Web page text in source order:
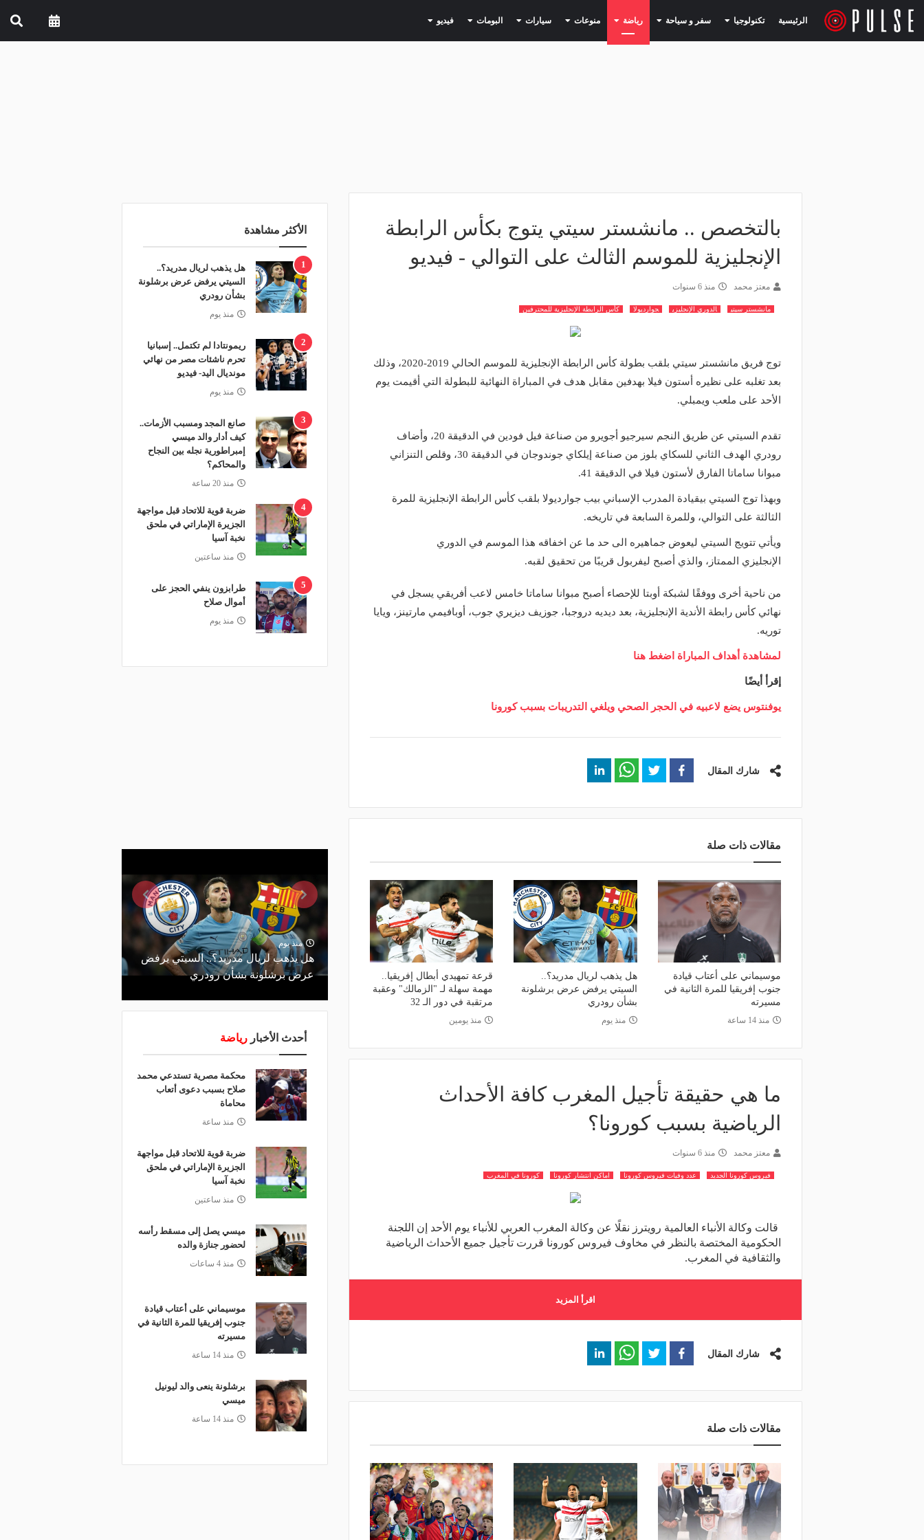
الرئيسية تكنولوجيا (current) سفر و سياحة (current) رياضة (current) منوعات (current) سيارات (current) البومات (current) فيديو (current)
بالتخصص .. مانشستر سيتي يتوج بكأس الرابطة
الإنجليزية للموسم الثالث على التوالي - فيديو
معتز محمد منذ 6 سنوات
مانشستر سيتي الدوري الإنجليزي جوارديولا كأس الرابطة الإنجليزية للمحترفين
توج فريق مانشستر سيتي بلقب بطولة كأس الرابطة الإنجليزية للموسم الحالي 2019-2020، وذلك
بعد تغلبه على نظيره أستون فيلا بهدفين مقابل هدف في المباراة النهائية للبطولة التي أقيمت يوم
الأحد على ملعب ويمبلي.
تقدم السيتي عن طريق النجم سيرجيو أجويرو من صناعة فيل فودين في الدقيقة 20، وأضاف
رودري الهدف الثاني للسكاي بلوز من صناعة إيلكاي جوندوجان في الدقيقة 30، وقلص التنزاني
مبوانا ساماتا الفارق لأستون فيلا في الدقيقة 41.
وبهذا توج السيتي بيقيادة المدرب الإسباني بيب جوارديولا بلقب كأس الرابطة الإنجليزية للمرة
الثالثة على التوالي، وللمرة السابعة في تاريخه.
ويأتي تتويج السيتي ليعوض جماهيره الى حد ما عن اخفاقه هذا الموسم في الدوري
الإنجليزي الممتاز، والذي أصبح ليفربول قريبًا من تحقيق لقبه.
من ناحية أخرى ووفقًا لشبكة أوبتا للإحصاء أصبح مبوانا ساماتا خامس لاعب أفريقي يسجل في
نهائي كأس رابطة الأندية الإنجليزية، بعد ديديه دروجبا، جوزيف ديزيري جوب، أوبافيمي مارتينز، ويايا
توريه.
لمشاهدة أهداف المباراة اضغط هنا
إقرأ أيضًا
يوفنتوس يضع لاعبيه في الحجر الصحي ويلغي التدريبات بسبب كورونا
شارك المقال
مقالات ذات صلة
موسيماني على أعتاب قيادة
جنوب إفريقيا للمرة الثانية في
مسيرته
منذ 14 ساعة
هل يذهب لريال مدريد؟..
السيتي يرفض عرض برشلونة
بشأن رودري
منذ يوم
قرعة تمهيدي أبطال إفريقيا..
مهمة سهلة لـ "الزمالك" وعقبة
مرتقبة في دور الـ 32
منذ يومين
ما هي حقيقة تأجيل المغرب كافة الأحداث
الرياضية بسبب كورونا؟
معتز محمد منذ 6 سنوات
فيروس كورونا الجديد عدد وفيات فيروس كورونا اماكن انتشار كورونا كورونا في المغرب
قالت وكالة الأنباء العالمية رويترز نقلًا عن وكالة المغرب العربي للأنباء يوم الأحد إن اللجنة
الحكومية المختصة بالنظر في مخاوف فيروس كورونا قررت تأجيل جميع الأحداث الرياضية
والثقافية في المغرب.
اقرأ المزيد
شارك المقال
مقالات ذات صلة
الأكثر مشاهدة
1
هل يذهب لريال مدريد؟..
السيتي يرفض عرض برشلونة
بشأن رودري
منذ يوم
2
ريمونتادا لم تكتمل.. إسبانيا
تحرم ناشئات مصر من نهائي
مونديال اليد- فيديو
منذ يوم
3
صانع المجد ومسبب الأزمات..
كيف أدار والد ميسي
إمبراطورية نجله بين النجاح
والمحاكم؟
منذ 20 ساعة
4
ضربة قوية للاتحاد قبل مواجهة
الجزيرة الإماراتي في ملحق
نخبة آسيا
منذ ساعتين
5
طرابزون ينفي الحجز على
أموال صلاح
منذ يوم
منذ يوم
هل يذهب لريال مدريد؟.. السيتي يرفض
عرض برشلونة بشأن رودري
منذ يوم
ريمونتادا لم تكتمل.. إسبانيا تحرم ناشئات
مصر من نهائي مونديال اليد- فيديو
منذ 20 ساعة
صانع المجد ومسبب الأزمات.. كيف أدار
والد ميسي إمبراطورية نجله بين النجاح
والمحاكم؟
يذهب لريال مدريد؟.. السيتي يرفض
أحدث الأخبار رياضة
محكمة مصرية تستدعي محمد
صلاح بسبب دعوى أتعاب
محاماة
منذ ساعة
ضربة قوية للاتحاد قبل مواجهة
الجزيرة الإماراتي في ملحق
نخبة آسيا
منذ ساعتين
ميسي يصل إلى مسقط رأسه
لحضور جنازة والده
منذ 4 ساعات
موسيماني على أعتاب قيادة
جنوب إفريقيا للمرة الثانية في
مسيرته
منذ 14 ساعة
برشلونة ينعى والد ليونيل
ميسي
منذ 14 ساعة